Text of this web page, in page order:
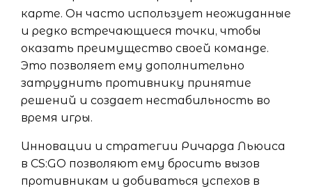
карте. Он часто использует неожиданные
и редко встречающиеся точки, чтобы
оказать преимущество своей команде.
Это позволяет ему дополнительно
затруднить противнику принятие
решений и создает нестабильность во
время игры.
Инновации и стратегии Ричарда Льюиса
в CS:GO позволяют ему бросить вызов
противникам и добиваться успехов в